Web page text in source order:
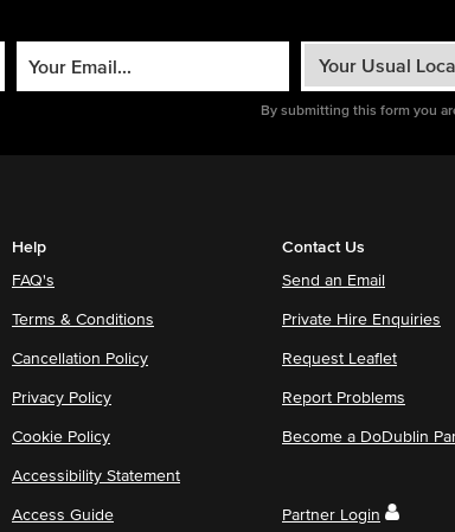
By submitting this form you
Help
FAQ's
Terms & Conditions
Cancellation Policy
Privacy Policy
Cookie Policy
Accessibility Statement
Access Guide
Contact Us
Send an Email
Private Hire Enquiries
Request Leaflet
Report Problems
Become a DoDublin
Partner Login